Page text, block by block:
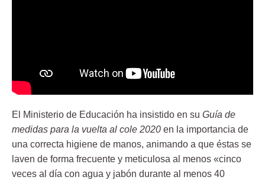
El Ministerio de Educación ha insistido en su Guía de
medidas para la vuelta al cole 2020 en la importancia de
una correcta higiene de manos, animando a que éstas se
laven de forma frecuente y meticulosa al menos «cinco
veces al día con agua y jabón durante al menos 40